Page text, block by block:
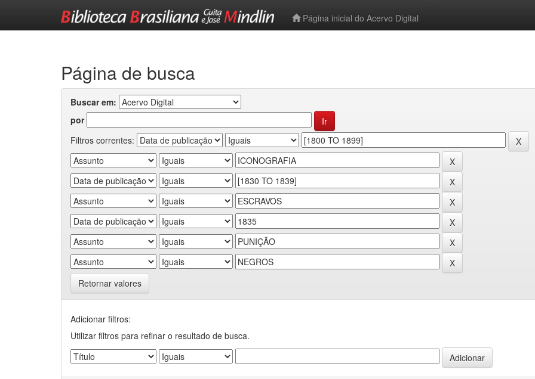
Página inicial do Acervo Digital
Página de busca
Buscar em:
por
Filtros correntes:
Retornar valores
Adicionar filtros:
Utilizar filtros para refinar o resultado de busca.